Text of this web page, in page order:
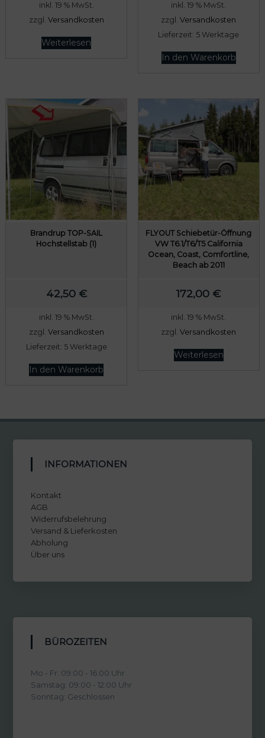
inkl. 19 % MwSt.
zzgl. Versandkosten
Weiterlesen
inkl. 19 % MwSt.
zzgl.Versandkosten
Lieferzeit: 5 Werktage
In den Warenkorb
Brandrup TOP-SAIL
Hochstellstab (1)
42,50 €
inkl. 19 % MwSt.
zzgl. Versandkosten
Lieferzeit: 5 Werktage
In den Warenkorb
FLYOUT Schiebetür-Öffnung
VW T6.1/T6/T5 California
Ocean, Coast, Comfortline,
Beach ab 2011
172,00 €
inkl. 19 % MwSt.
zzgl.Versandkosten
Weiterlesen
INFORMATIONEN
Kontakt
AGB
Widerrufsbelehrung
Versand & Lieferkosten
Abholung
Über uns
BÜROZEITEN
Mo - Fr: 09:00 - 16:00 Uhr
Samstag: 09:00 - 12:00 Uhr
Sonntag: Geschlossen